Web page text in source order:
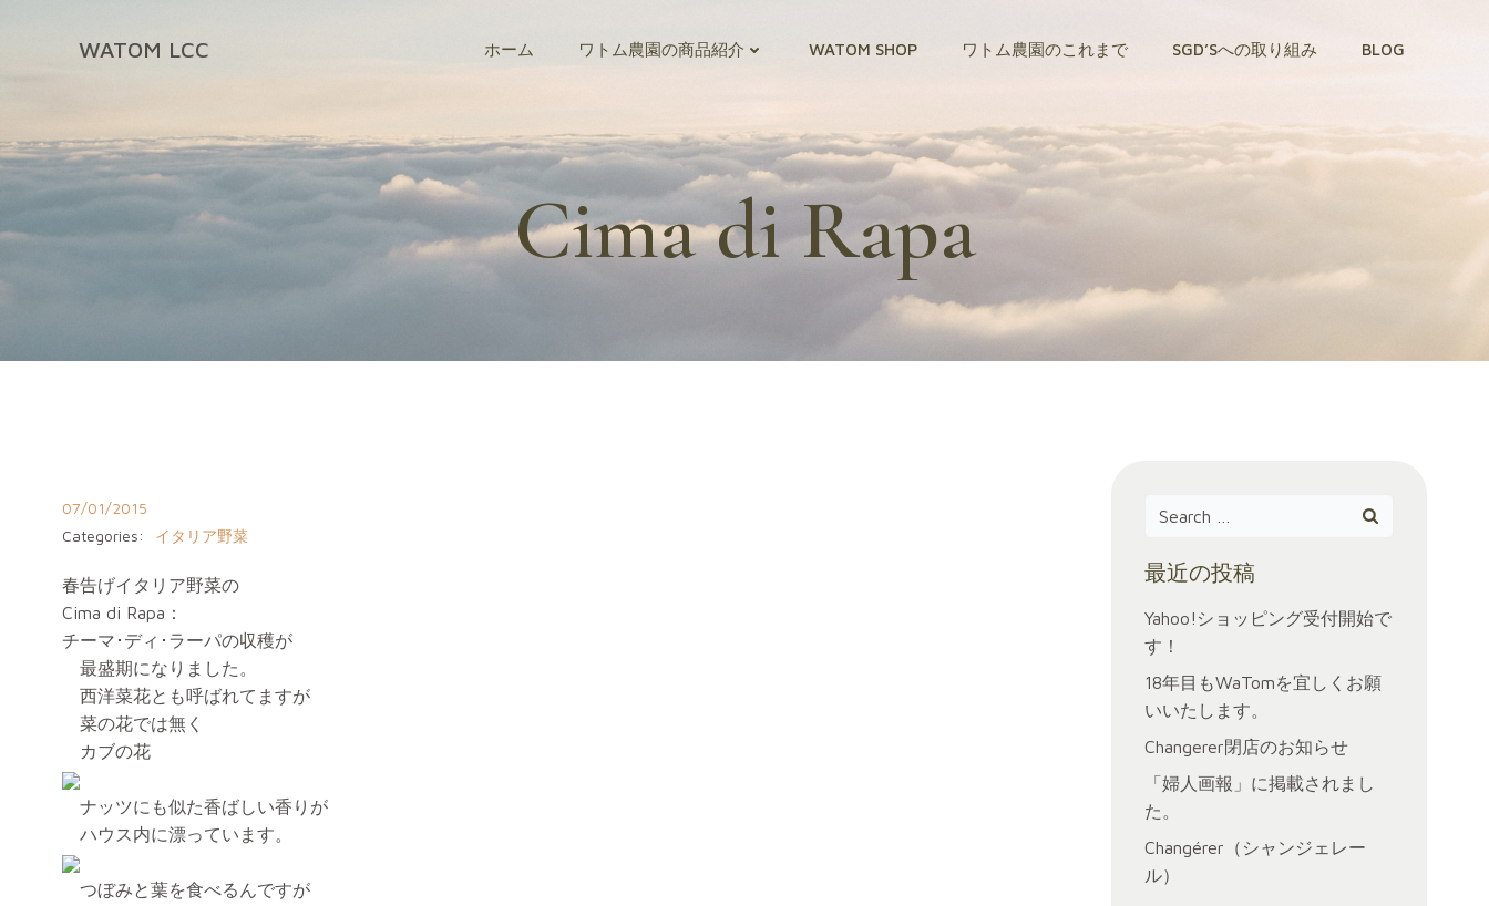
へ
ス
WATOM LCC ホーム ワトム農園の商品紹介 WATOM SHOP ワトム農園のこれまで SGD’Sへの取り組み BLOG
Cima di Rapa
07/01/2015
Categories:
イタリア野菜
春告げイタリア野菜の
Cima di Rapa：
チーマ･ディ･ラーパの収穫が
最盛期になりました。
西洋菜花とも呼ばれてますが
菜の花では無く
カブの花
ナッツにも似た香ばしい香りが
ハウス内に漂っています。
つぼみと葉を食べるんですが
Search
最近の投稿
Yahoo!ショッピング受付開始で
す！
18年目もWaTomを宜しくお願
いいたします。
Changerer閉店のお知らせ
「婦人画報」に掲載されまし
た。
Changérer（シャンジェレー
ル）